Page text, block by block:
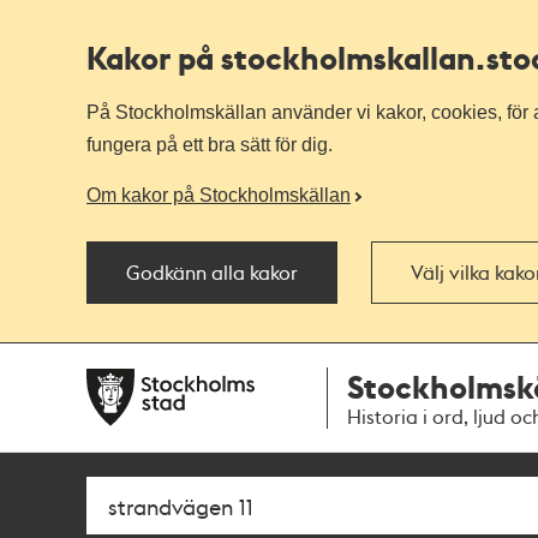
Kakor på stockholmskallan
På Stockholmskällan använder vi kakor, cookies,
fungera på ett bra sätt för dig.
Om kakor på Stockholmskällan
Godkänn alla kakor Välj vilka
navigationen
huvudinnehållet
Historia i ord, ljud
Sök